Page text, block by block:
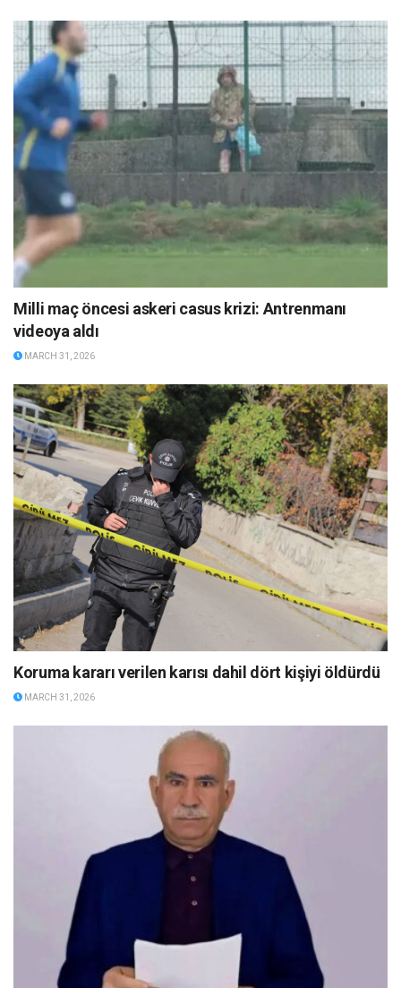
Milli maç öncesi askeri casus krizi: Antrenmanı
videoya aldı
MARCH 31, 2026
Koruma kararı verilen karısı dahil dört kişiyi öldürdü
MARCH 31, 2026